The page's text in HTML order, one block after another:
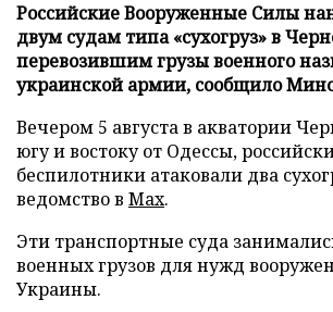
Российские Вооруженные Силы
двум судам типа «сухогруз» в
перевозившим грузы военного
украинской армии, сообщило
Вечером 5 августа в акватории
югу и востоку от Одессы,
беспилотники атаковали два
ведомство в Max.
Эти транспортные суда
военных грузов для нужд
Украины.